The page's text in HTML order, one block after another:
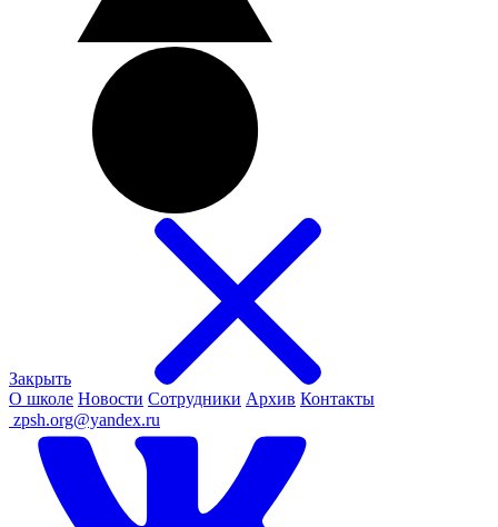
Закрыть
О школе Новости Сотрудники Архив Контакты
zpsh.org@yandex.ru